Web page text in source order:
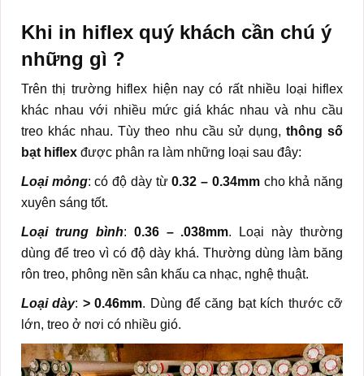
Khi in hiflex quý khách cần chú ý
những gì ?
Trên thị trường hiflex hiện nay có rất nhiều loại hiflex
khác nhau với nhiều mức giá khác nhau và nhu cầu
treo khác nhau. Tùy theo nhu cầu sử dụng, thông số
bạt hiflex được phân ra làm những loại sau đây:
Loại mỏng: có độ dày từ0.32 – 0.34mmcho khả năng
xuyên sáng tốt.
Loại trung bình: 0.36 – .038mm. Loại này thường
dùng để treo vì có độ dày khá. Thường dùng làm băng
rôn treo, phông nền sân khấu ca nhạc, nghệ thuật.
Loại dày: > 0.46mm. Dùng để căng bạt kích thước cỡ
lớn, treo ở nơi có nhiều gió.